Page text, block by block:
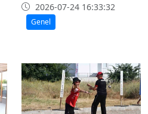
2026-07-24 16:33:32
Genel